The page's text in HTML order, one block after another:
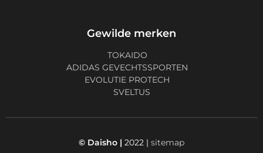
Gewilde merken
TOKAIDO
ADIDAS GEVECHTSSPORTEN
EVOLUTIE PROTECH
SVELTUS
© Daisho | 2022 | sitemap